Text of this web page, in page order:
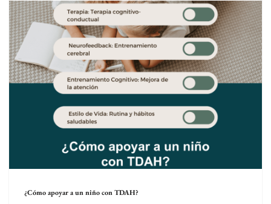
¿Cómo apoyar a un niño con TDAH?